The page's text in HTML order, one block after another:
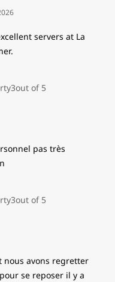
servers at La
pas très
nous avons regretter
se reposer il y a